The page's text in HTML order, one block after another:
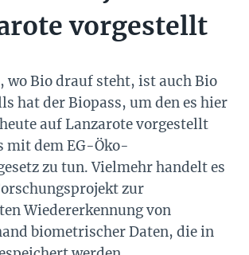
vorgestellt
wo Bio drauf steht, ist auch Bio
hat der Biopass, um den es hier
auf Lanzarote vorgestellt
mit dem EG-Öko-
zu tun. Vielmehr handelt es
zur
Wiedererkennung von
biometrischer Daten, die in